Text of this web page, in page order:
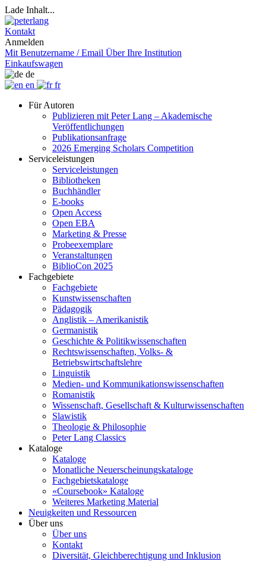
Lade Inhalt...
Kontakt
Anmelden
Mit Benutzername / Email Über Ihre Institution
Einkaufswagen
de
en
fr
Für Autoren
Publizieren mit Peter Lang – Akademische
Veröffentlichungen
Publikationsanfrage
2026 Emerging Scholars Competition
Serviceleistungen
Serviceleistungen
Bibliotheken
Buchhändler
E-books
Open Access
Open EBA
Marketing & Presse
Probeexemplare
Veranstaltungen
BiblioCon 2025
Fachgebiete
Fachgebiete
Kunstwissenschaften
Pädagogik
Anglistik – Amerikanistik
Germanistik
Geschichte & Politikwissenschaften
Rechtswissenschaften, Volks- &
Betriebswirtschaftslehre
Linguistik
Medien- und Kommunikationswissenschaften
Romanistik
Wissenschaft, Gesellschaft & Kulturwissenschaften
Slawistik
Theologie & Philosophie
Peter Lang Classics
Kataloge
Kataloge
Monatliche Neuerscheinungskataloge
Fachgebietskataloge
«Coursebook» Kataloge
Weiteres Marketing Material
Neuigkeiten und Ressourcen
Über uns
Über uns
Kontakt
Diversität, Gleichberechtigung und Inklusion